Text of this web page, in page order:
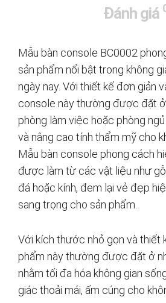
Đánh giá
Mẫu bàn console BC0002
sản phẩm nổi bật trong không
ngày nay. Với thiết kế đơn giản
console này thường được đặt ở
phòng làm việc hoặc phòng
và nâng cao tính thẩm mỹ cho
Mẫu bàn console phong cách
được làm từ các vật liệu như gỗ
đá hoặc kính, đem lại vẻ đẹp
sang trọng cho sản phẩm.
Với kích thước nhỏ gọn và thiết
phẩm này thường được đặt ở
nhằm tối đa hóa không gian
giác thoải mái, ấm cúng cho